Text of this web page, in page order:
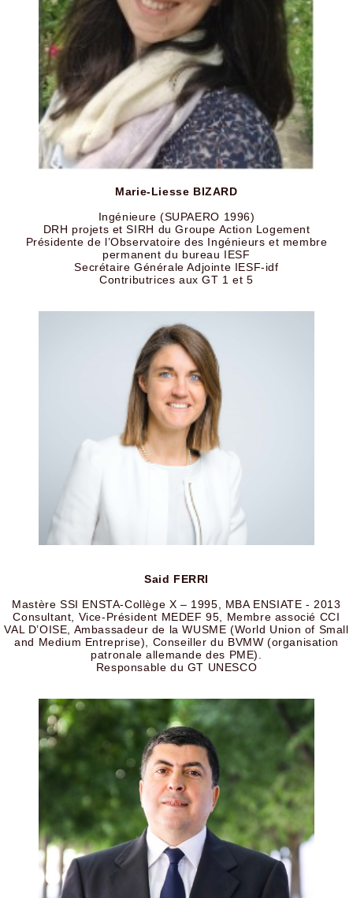
Marie-Liesse BIZARD
Ingénieure (SUPAERO 1996)
DRH projets et SIRH du Groupe Action Logement
Présidente de l’Observatoire des Ingénieurs et membre
permanent du bureau IESF
Secrétaire Générale Adjointe IESF-idf
Contributrices aux GT 1 et 5
Said FERRI
Mastère SSI ENSTA-Collège X – 1995, MBA ENSIATE - 2013
Consultant, Vice-Président MEDEF 95, Membre associé CCI
VAL D’OISE, Ambassadeur de la WUSME (World Union of Small
and Medium Entreprise), Conseiller du BVMW (organisation
patronale allemande des PME).
Responsable du GT UNESCO